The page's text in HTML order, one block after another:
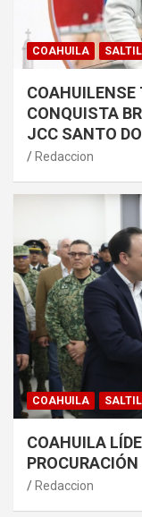
COAHUILA
CONQUISTA
JCC SANTO
Redaccion
COAHUILA
COAHUILA
Redaccion